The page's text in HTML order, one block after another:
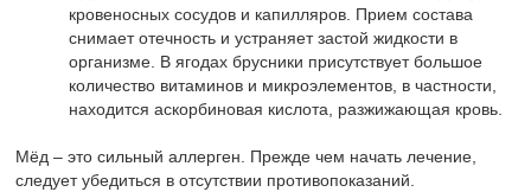
кровеносных сосудов и капилляров. Прием состава
снимает отечность и устраняет застой жидкости в
организме. В ягодах брусники присутствует большое
количество витаминов и микроэлементов, в частности,
находится аскорбиновая кислота, разжижающая кровь.
Мёд – это сильный аллерген. Прежде чем начать лечение,
следует убедиться в отсутствии противопоказаний.